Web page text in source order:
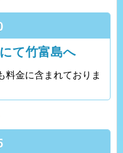
て竹富島へ
料金に含まれておりま